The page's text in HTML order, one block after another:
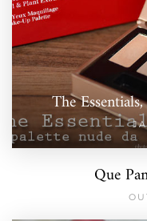
The
Que